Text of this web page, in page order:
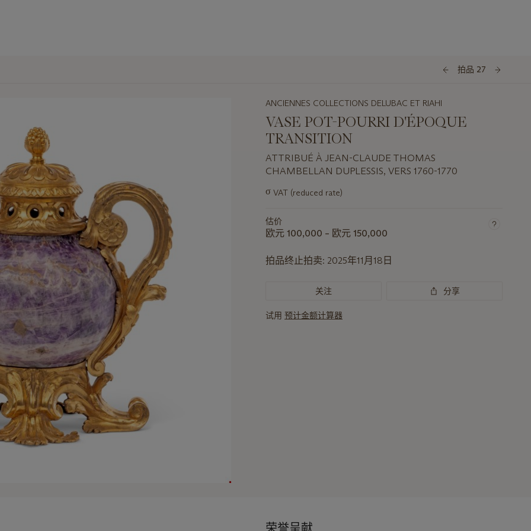
拍品 27
ANCIENNES COLLECTIONS DELUBAC ET RIAHI
VASE POT-POURRI D'ÉPOQUE
TRANSITION
ATTRIBUÉ À JEAN-CLAUDE THOMAS
CHAMBELLAN DUPLESSIS, VERS 1760-1770
关
此
拍
重
σ VAT (reduced rate)
估价
欧元 100,000 – 欧元 150,000
拍品终止拍卖: 2025年11月18日
关注 分享
试用 预计金额计算器
荣誉呈献